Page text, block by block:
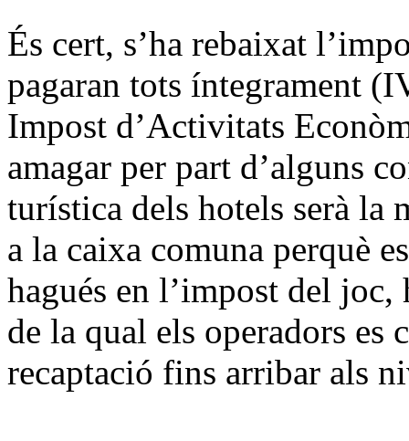
És cert, s’ha rebaixat
pagaran tots íntegrament
Impost d’Activitats
amagar per part d’alguns
turística dels hotels serà la
a la caixa comuna perquè
hagués en l’impost del
de la qual els operadors es
recaptació fins arribar als